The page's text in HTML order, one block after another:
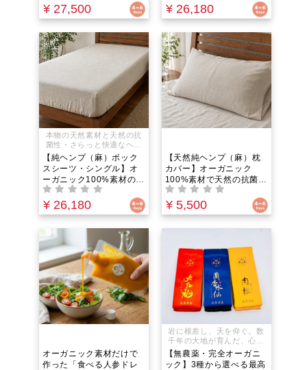
苦しいタオルケットはも
う卒業！驚きの軽さと柔
る空気の層で、エアコン
の冷えから体を守り、圧
倒的な吸湿発散性で寝汗
の蒸れを瞬時に逃がす極
上の肌掛け
¥ 27,500
掛けても極上の涼感。天
然発酵糸の圧倒的な吸湿
苦しさやエアコンの冷
え・睡眠中の寝汗を一枚
で完璧にコントロール！
最高級の安眠時間をあな
たに。
¥ 26,180
本物の天然素材と天然の抗
菌性・さらっと快適なヘン
プ麻の寝具
【純ヘンプ（麻）ボック
スシーツ・シングル】オ
ーガニック100%素材の安
眠寝具｜菌を寄せ付けな
い高い結晶化度で、背中
の蒸れと全身の寝汗を瞬
圧倒的極上涼感！吸湿発
散性と抗菌力で、睡眠中
の寝苦しさやマットレス
のダニ・カビ・嫌な匂い
を根本から防ぐ
¥ 26,180
【天然純ヘンプ（麻）枕
カバー】オーガニック
100%素材で天然の抗菌
力。化学繊維はもう卒業
｜日本の職人が織り上げ
る天然発酵糸の極上涼
うほど馴染む涼感で不眠
や寝苦しさを解消し深い
眠りをサポート
¥ 5,500
オーガニック素材だけで
作った「食べる人参ドレ
岩に根差し、天を仰ぐ。数
千年の大地が育んだ、心身
を整える一滴。
【無農薬・完全オーガニ
ック】3種から選べる最高